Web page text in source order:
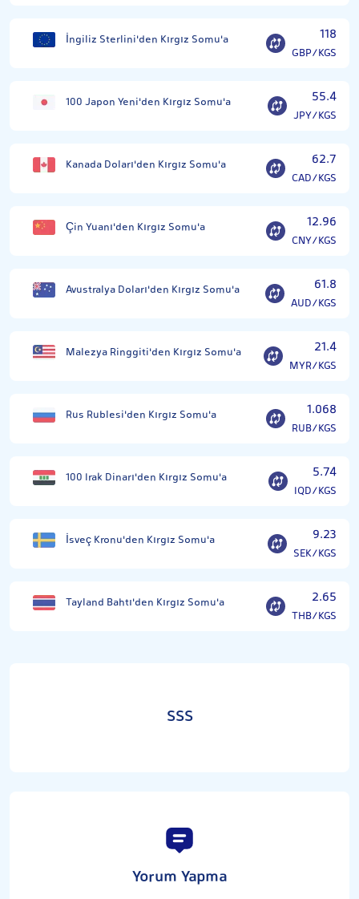
İngiliz Sterlini'den Kırgız Somu'a 118
GBP/KGS
100 Japon Yeni'den Kırgız Somu'a 55.4
JPY/KGS
Kanada Doları'den Kırgız Somu'a 62.7
CAD/KGS
Çin Yuanı'den Kırgız Somu'a 12.96
CNY/KGS
Avustralya Doları'den Kırgız Somu'a 61.8
AUD/KGS
Malezya Ringgiti'den Kırgız Somu'a 21.4
MYR/KGS
Rus Rublesi'den Kırgız Somu'a 1.068
RUB/KGS
100 Irak Dinarı'den Kırgız Somu'a 5.74
IQD/KGS
İsveç Kronu'den Kırgız Somu'a 9.23
SEK/KGS
Tayland Bahtı'den Kırgız Somu'a 2.65
THB/KGS
SSS
Yorum Yapma